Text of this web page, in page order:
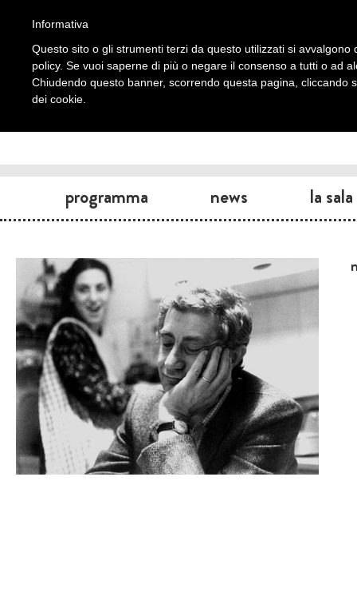
programma news la sala
Informativa
Questo sito o gli strumenti terzi da questo utilizzati si
policy. Se vuoi saperne di più o negare il consenso a tutti o ad
Chiudendo questo banner, scorrendo questa pagina, cliccando
dei cookie.